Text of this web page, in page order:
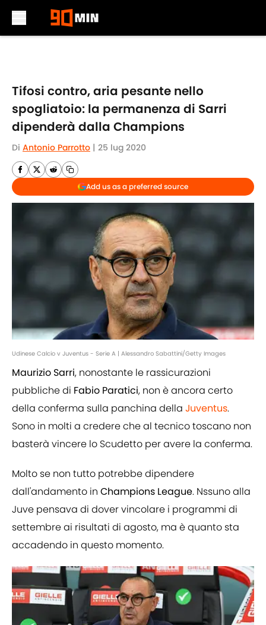
Tifosi contro, aria pesante nello
spogliatoio: la permanenza di Sarri
dipenderà dalla Champions
Di Antonio Parrotto | 25 lug 2020
Add us as a preferred source
Udinese Calcio v Juventus - Serie A | Alessandro Sabattini/Getty Images
Maurizio Sarri, nonostante le rassicurazioni
pubbliche di Fabio Paratici, non è ancora certo
della conferma sulla panchina della Juventus.
Sono in molti a credere che al tecnico toscano non
basterà vincere lo Scudetto per avere la conferma.
Molto se non tutto potrebbe dipendere
dall'andamento in Champions League. Nssuno alla
Juve pensava di dover vincolare i programmi di
settembre ai risultati di agosto, ma è quanto sta
accadendo in questo momento.